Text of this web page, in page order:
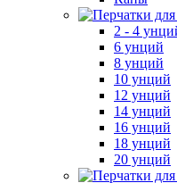
2 - 4
6 унций
8 унций
10 унций
12 унций
14 унций
16 унций
18 унций
20 унций